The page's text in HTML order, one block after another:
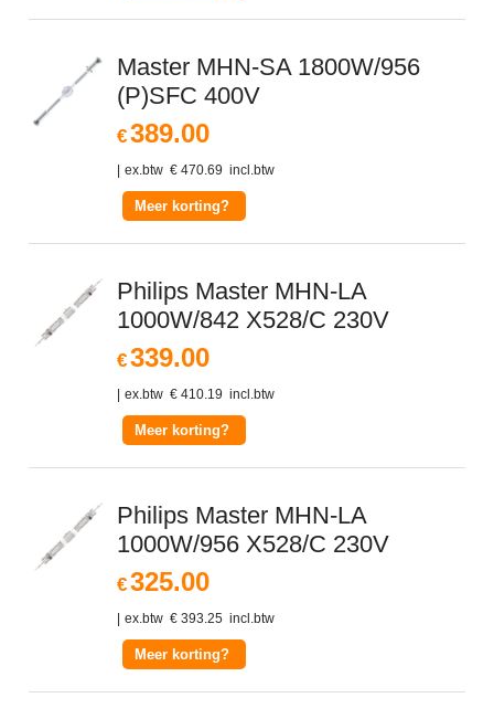
Master MHN-SA 1800W/956
(P)SFC 400V
€389.00
ex.btw € 470.69 incl.btw
Meer korting?
Philips Master MHN-LA
1000W/842 X528/C 230V
€339.00
ex.btw € 410.19 incl.btw
Meer korting?
Philips Master MHN-LA
1000W/956 X528/C 230V
€325.00
ex.btw € 393.25 incl.btw
Meer korting?